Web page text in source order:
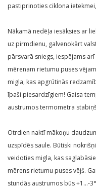
pastiprinoties ciklona
Nākamā nedēļa iesāksies ar
uz pirmdienu, galvenokārt
pārsvarā sniegs, iespējams
mērenam rietumu puses
migla, kas apgrūtinās
īpaši piesardzīgiem! Gaisa
austrumos termometra
Otrdien naktī mākoņu
uzspīdēs saule. Būtiski
veidoties migla, kas
mērens rietumu puses vējš.
stundās austrumos būs +1…-